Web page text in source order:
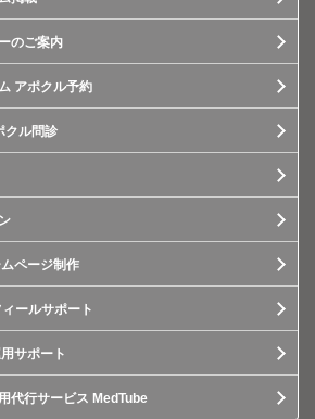
のご案内
アポクル予約
クル問診
ページ制作
ールサポート
サポート
代行サービス MedTube